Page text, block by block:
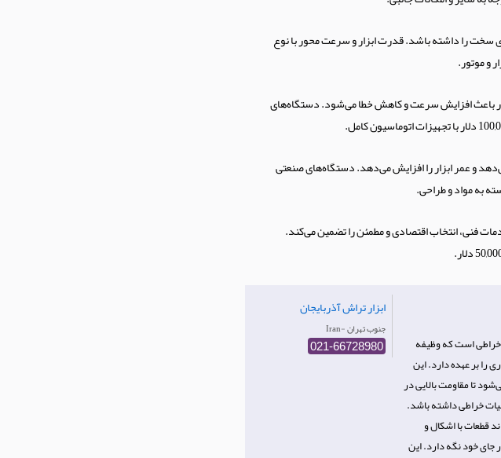
سخت را داشته باشد. قدرت ابزار و سرعت محور با نوع
باعث افزایش سرعت و کاهش خطا می‌شود. دستگاه‌های
و عمر ابزار را افزایش می‌دهد. دستگاه‌های صنعتی
فنی، انتخاب اقتصادی و مطمئن را تضمین می‌کند.
ابزار تراش آذربایجان
Iran- جنوب‌ تهران
021-66728980
خراطی است که وظیفه
را بر عهده دارد. این
تا مقاومت بالایی در
خراطی داشته باشد.
قطعات با اشکال و
خود نگه دارد. این